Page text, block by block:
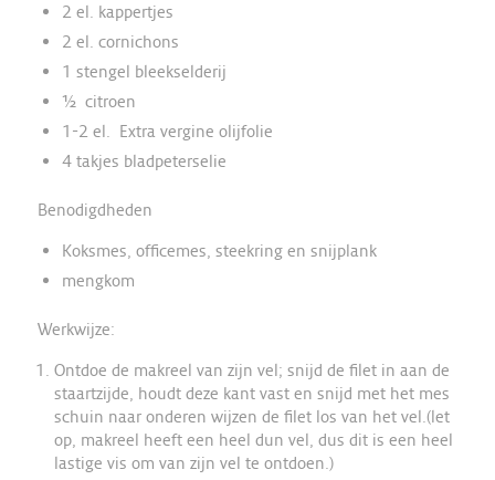
2 el. kappertjes
2 el. cornichons
1 stengel bleekselderij
½ citroen
1-2 el. Extra vergine olijfolie
4 takjes bladpeterselie
Benodigdheden
Koksmes, officemes, steekring en snijplank
mengkom
Werkwijze:
Ontdoe de makreel van zijn vel; snijd de filet in aan de
staartzijde, houdt deze kant vast en snijd met het mes
schuin naar onderen wijzen de filet los van het vel.(let
op, makreel heeft een heel dun vel, dus dit is een heel
lastige vis om van zijn vel te ontdoen.)